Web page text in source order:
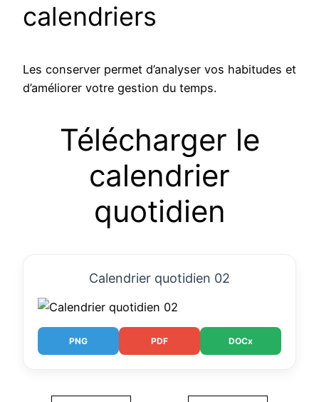
calendriers
Les conserver permet d’analyser vos habitudes et
d’améliorer votre gestion du temps.
Télécharger le
calendrier
quotidien
Calendrier quotidien 02
PNG PDF DOCx